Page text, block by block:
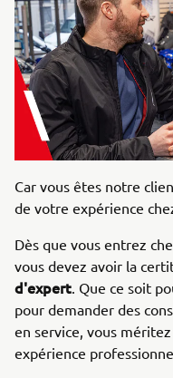
Car vous êtes notre
de votre expérience
Dès que vous entrez
vous devez avoir la
d'expert. Que ce soit
pour demander des
en service, vous
expérience